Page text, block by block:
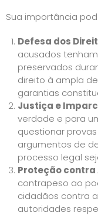
Sua importância
Defesa dos
acusados
preservados
direito à ampla
garantias
Justiça e
verdade e para
questionar
argumentos de
processo legal
Proteção contra
contrapeso ao
cidadãos contra
autoridades